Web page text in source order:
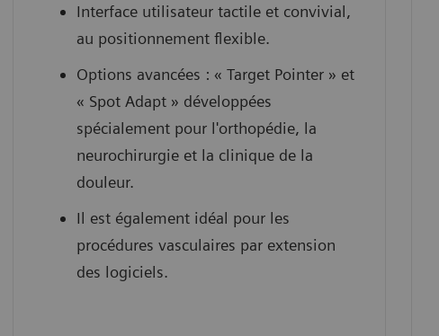
Interface utilisateur tactile et convivial,
au positionnement flexible.
Options avancées : « Target Pointer » et
« Spot Adapt » développées
spécialement pour l'orthopédie, la
neurochirurgie et la clinique de la
douleur.
Il est également idéal pour les
procédures vasculaires par extension
des logiciels.